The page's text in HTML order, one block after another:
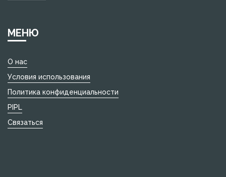
МЕНЮ
О нас
Условия использования
Политика конфиденциальности
PIPL
Связаться